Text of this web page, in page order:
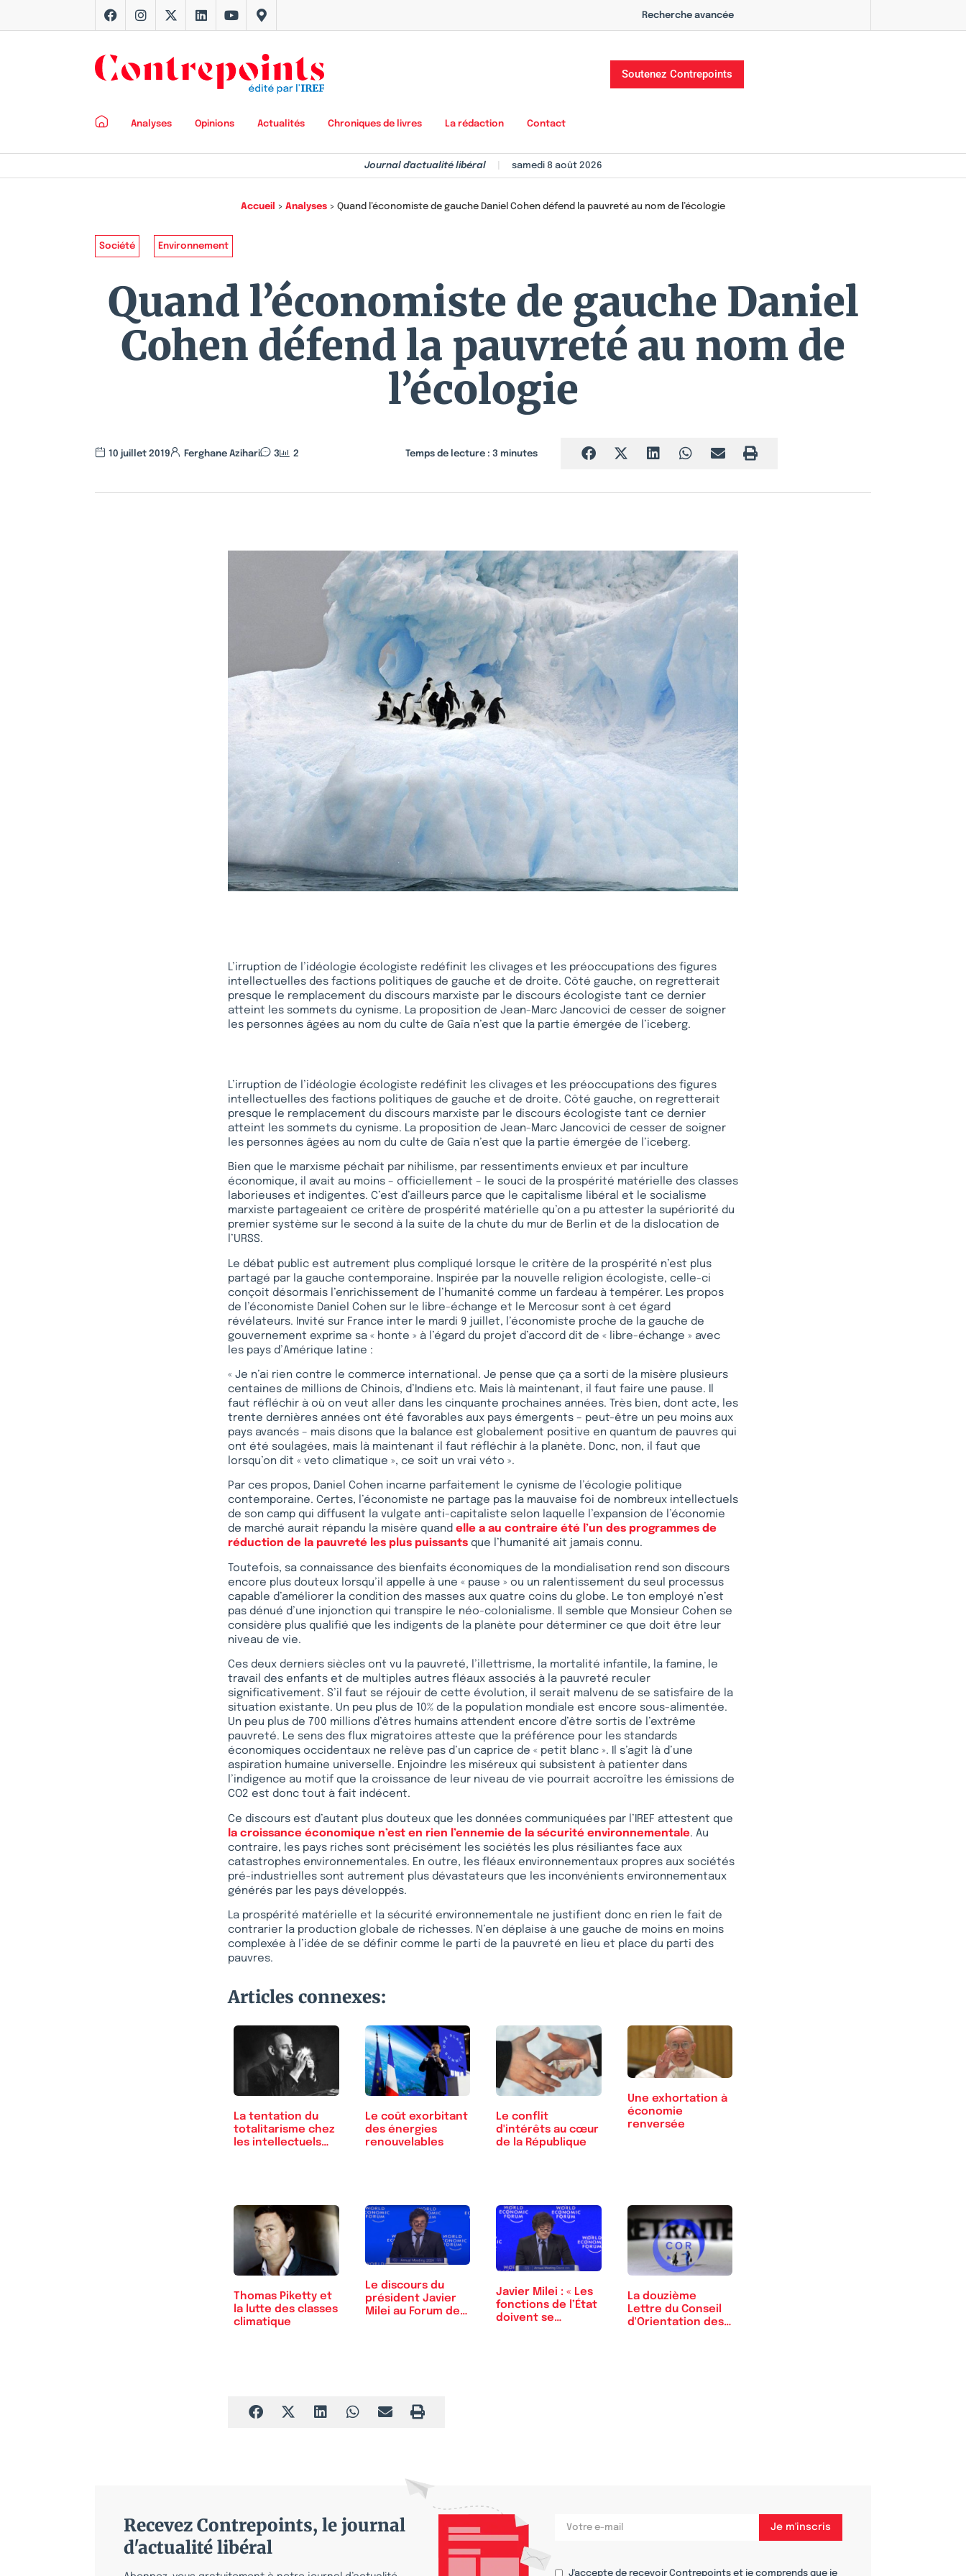
Recherche avancée
Soutenez Contrepoints
Analyses Opinions Actualités Chroniques de livres La rédaction Contact
Journal d'actualité libéral samedi 8 août 2026
Accueil > Analyses > Quand l’économiste de gauche Daniel Cohen défend la pauvreté au nom de l’écologie
Société Environnement
Quand l’économiste de gauche Daniel
Cohen défend la pauvreté au nom de
l’écologie
10 juillet 2019 Ferghane Azihari 3 2 Temps de lecture : 3 minutes
L’irruption de l’idéologie écologiste redéfinit les clivages et les préoccupations des figures
intellectuelles des factions politiques de gauche et de droite. Côté gauche, on regretterait
presque le remplacement du discours marxiste par le discours écologiste tant ce dernier
atteint les sommets du cynisme. La proposition de Jean-Marc Jancovici de cesser de soigner
les personnes âgées au nom du culte de Gaïa n’est que la partie émergée de l’iceberg.
L’irruption de l’idéologie écologiste redéfinit les clivages et les préoccupations des figures
intellectuelles des factions politiques de gauche et de droite. Côté gauche, on regretterait
presque le remplacement du discours marxiste par le discours écologiste tant ce dernier
atteint les sommets du cynisme. La proposition de Jean-Marc Jancovici de cesser de soigner
les personnes âgées au nom du culte de Gaïa n’est que la partie émergée de l’iceberg.
Bien que le marxisme péchait par nihilisme, par ressentiments envieux et par inculture
économique, il avait au moins – officiellement – le souci de la prospérité matérielle des classes
laborieuses et indigentes. C’est d’ailleurs parce que le capitalisme libéral et le socialisme
marxiste partageaient ce critère de prospérité matérielle qu’on a pu attester la supériorité du
premier système sur le second à la suite de la chute du mur de Berlin et de la dislocation de
l’URSS.
Le débat public est autrement plus compliqué lorsque le critère de la prospérité n’est plus
partagé par la gauche contemporaine. Inspirée par la nouvelle religion écologiste, celle-ci
conçoit désormais l’enrichissement de l’humanité comme un fardeau à tempérer. Les propos
de l’économiste Daniel Cohen sur le libre-échange et le Mercosur sont à cet égard
révélateurs. Invité sur France inter le mardi 9 juillet, l’économiste proche de la gauche de
gouvernement exprime sa « honte » à l’égard du projet d’accord dit de « libre-échange » avec
les pays d’Amérique latine :
« Je n’ai rien contre le commerce international. Je pense que ça a sorti de la misère plusieurs
centaines de millions de Chinois, d’Indiens etc. Mais là maintenant, il faut faire une pause. Il
faut réfléchir à où on veut aller dans les cinquante prochaines années. Très bien, dont acte, les
trente dernières années ont été favorables aux pays émergents – peut-être un peu moins aux
pays avancés – mais disons que la balance est globalement positive en quantum de pauvres qui
ont été soulagées, mais là maintenant il faut réfléchir à la planète. Donc, non, il faut que
lorsqu’on dit « veto climatique », ce soit un vrai véto ».
Par ces propos, Daniel Cohen incarne parfaitement le cynisme de l’écologie politique
contemporaine. Certes, l’économiste ne partage pas la mauvaise foi de nombreux intellectuels
de son camp qui diffusent la vulgate anti-capitaliste selon laquelle l’expansion de l’économie
de marché aurait répandu la misère quand elle a au contraire été l’un des programmes de
réduction de la pauvreté les plus puissants que l’humanité ait jamais connu.
Toutefois, sa connaissance des bienfaits économiques de la mondialisation rend son discours
encore plus douteux lorsqu’il appelle à une « pause » ou un ralentissement du seul processus
capable d’améliorer la condition des masses aux quatre coins du globe. Le ton employé n’est
pas dénué d’une injonction qui transpire le néo-colonialisme. Il semble que Monsieur Cohen se
considère plus qualifié que les indigents de la planète pour déterminer ce que doit être leur
niveau de vie.
Ces deux derniers siècles ont vu la pauvreté, l’illettrisme, la mortalité infantile, la famine, le
travail des enfants et de multiples autres fléaux associés à la pauvreté reculer
significativement. S’il faut se réjouir de cette évolution, il serait malvenu de se satisfaire de la
situation existante. Un peu plus de 10% de la population mondiale est encore sous-alimentée.
Un peu plus de 700 millions d’êtres humains attendent encore d’être sortis de l’extrême
pauvreté. Le sens des flux migratoires atteste que la préférence pour les standards
économiques occidentaux ne relève pas d’un caprice de « petit blanc ». Il s’agit là d’une
aspiration humaine universelle. Enjoindre les miséreux qui subsistent à patienter dans
l’indigence au motif que la croissance de leur niveau de vie pourrait accroître les émissions de
CO2 est donc tout à fait indécent.
Ce discours est d’autant plus douteux que les données communiquées par l’IREF attestent que
la croissance économique n’est en rien l’ennemie de la sécurité environnementale. Au
contraire, les pays riches sont précisément les sociétés les plus résiliantes face aux
catastrophes environnementales. En outre, les fléaux environnementaux propres aux sociétés
pré-industrielles sont autrement plus dévastateurs que les inconvénients environnementaux
générés par les pays développés.
La prospérité matérielle et la sécurité environnementale ne justifient donc en rien le fait de
contrarier la production globale de richesses. N’en déplaise à une gauche de moins en moins
complexée à l’idée de se définir comme le parti de la pauvreté en lieu et place du parti des
pauvres.
Articles connexes:
La tentation du
totalitarisme chez
les intellectuels…
Le coût exorbitant
des énergies
renouvelables
Le conflit
d'intérêts au cœur
de la République
Une exhortation à
économie
renversée
Thomas Piketty et
la lutte des classes
climatique
Le discours du
président Javier
Milei au Forum de…
Javier Milei : « Les
fonctions de l’État
doivent se…
La douzième
Lettre du Conseil
d'Orientation des
Recevez Contrepoints, le journal
d'actualité libéral
J'accepte de recevoir Contrepoints et je comprends que je